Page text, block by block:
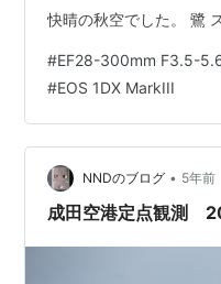
快晴の秋空でした。 鷺
#EF28-300mm F3.5-
#EOS 1DX MarkIII
NNDのブログ • 5年前
成田空港定点観測